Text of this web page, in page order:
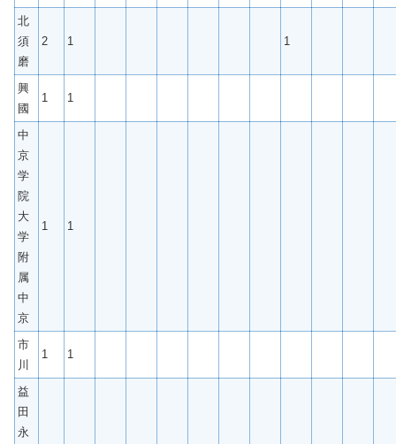
北
須
磨
2 1 1
興
國
1 1
中
京
学
院
大
学
附
属
中
京
1 1
市
川
1 1
益
田
永